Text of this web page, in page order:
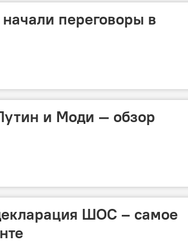
переговоры в
и Моди — обзор
ШОС – самое